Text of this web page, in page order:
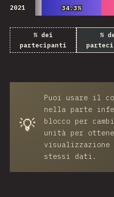
2021 34.3%
34.3%
% dei
partecipanti
%
💡
Puoi usare il
nella parte
blocco per
unità per
stessi dati.